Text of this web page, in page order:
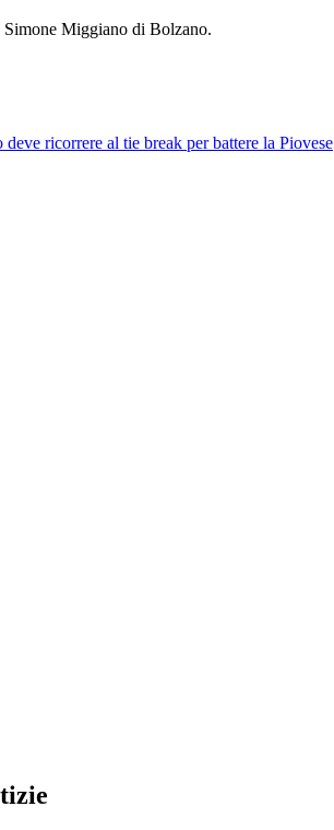
Simone Miggiano di Bolzano.
ricorrere al tie break per battere la Piovese